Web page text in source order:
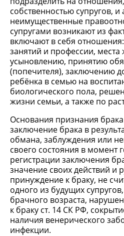
собственностью супругов,
неимущественные
супругами возникают из
включают в себя
занятий и профессии, места
усыновлению, принятию
(попечителя), заключению
ребёнка в семью на
биологического пола,
жизни семьи, а также по
Основания признания
заключение брака в
обмана, заблуждения или
своего состояния в момент
регистрации заключения
значение своих действий и
принуждение к браку, не
одного из будущих
брачного возраста,
к браку ст. 14 СК РФ,
наличия венерического
инфекции.